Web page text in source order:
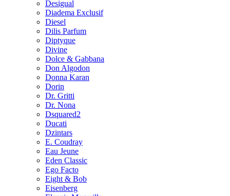
Desigual
Diadema Exclusif
Diesel
Dilis Parfum
Diptyque
Divine
Dolce & Gabbana
Don Algodon
Donna Karan
Dorin
Dr. Gritti
Dr. Nona
Dsquared2
Ducati
Dzintars
E. Coudray
Eau Jeune
Eden Classic
Ego Facto
Eight & Bob
Eisenberg